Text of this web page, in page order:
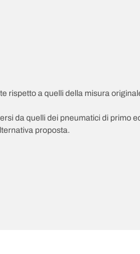
rispetto a quelli della misura
da quelli dei pneumatici di primo
proposta.